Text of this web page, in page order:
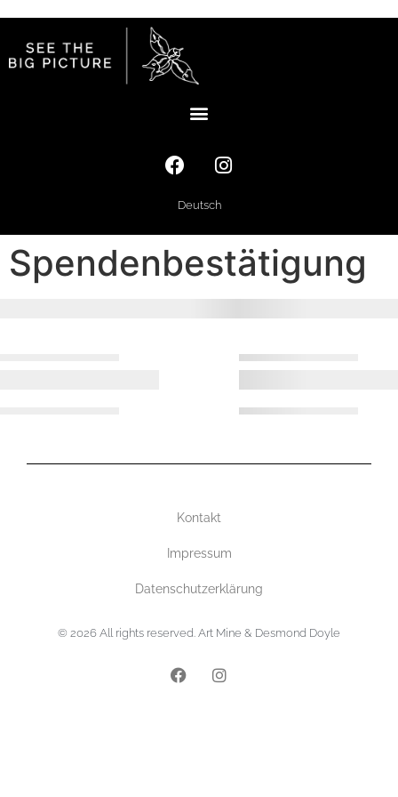
Deutsch
Spendenbestätigung
Kontakt
Impressum
Datenschutzerklärung
© 2026 All rights reserved. Art Mine & Desmond Doyle